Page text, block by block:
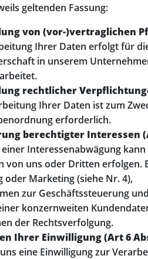
geltenden Fassung:
von (vor-)vertraglichen
Ihrer Daten erfolgt für
in unserem
rechtlicher
Ihrer Daten ist zum
erforderlich.
berechtigter Interessen
Interessenabwägung
von uns oder Dritten erfolgen.
oder Marketing (siehe Nr. 4),
zur Geschäftssteuerung
konzernweiten
der Rechtsverfolgung.
Ihrer Einwilligung (Art 6
eine Einwilligung zur